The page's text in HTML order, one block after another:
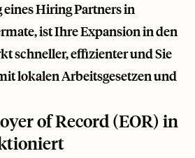
Hiring Partners in
, ist Ihre Expansion in den
schneller, effizienter und Sie
lokalen Arbeitsgesetzen und
of Record (EOR) in